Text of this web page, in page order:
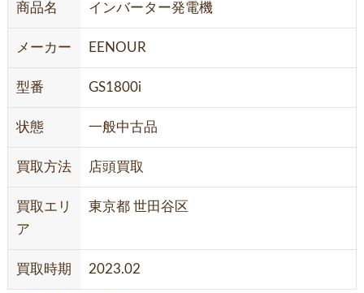
商品名 インバーター発電機
メーカー EENOUR
型番 GS1800i
状態 一般中古品
買取方法 店頭買取
買取エリ
ア
東京都 世田谷区
買取時期 2023.02